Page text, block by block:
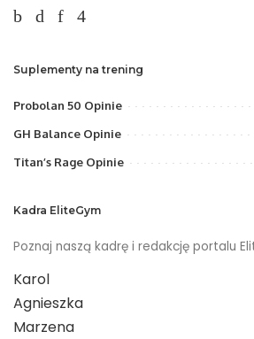
Suplementy na trening
Probolan 50 Opinie
GH Balance Opinie
Titan’s Rage Opinie
Kadra EliteGym
Poznaj naszą kadrę i redakcję portalu
Karol
Agnieszka
Marzena